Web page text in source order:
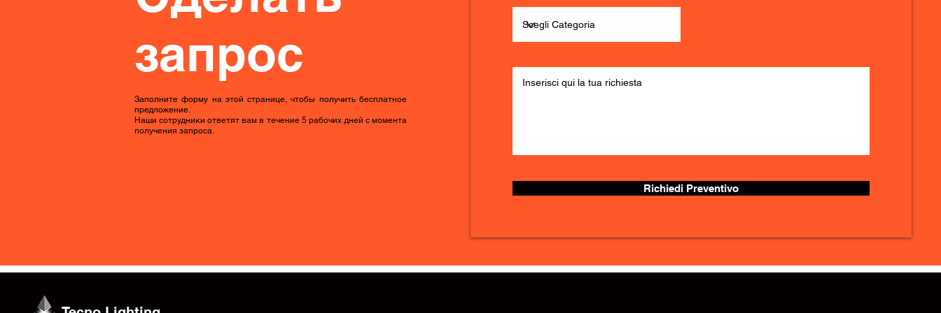
запрос
Заполните форму на этой странице, чтобы получить бесплатное
предложение.
Наши сотрудники ответят вам в течение 5 рабочих дней с момента
получения запроса.
Richiedi Preventivo